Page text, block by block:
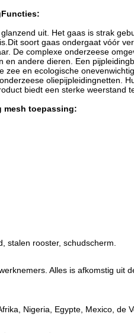
Functies:
uit. Het gaas is strak
Dit soort gaas ondergaat vóór
De complexe onderzeese
andere dieren. Een
en ecologische
oliepijpleidingnetten.
biedt een sterke weerstand
mesh toepassing:
stalen rooster, schudscherm.
Alles is afkomstig uit
Nigeria, Egypte, Mexico, de